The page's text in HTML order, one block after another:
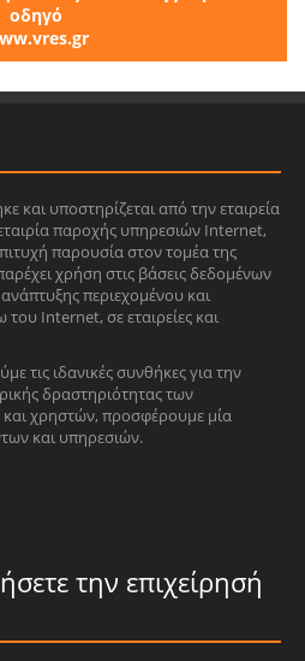
οδηγό
και υποστηρίζεται από την εταιρεία
παροχής υπηρεσιών Internet,
παρουσία στον τομέα της
χρήση στις βάσεις δεδομένων
περιεχομένου και
Internet, σε εταιρείες και
τις ιδανικές συνθήκες για την
δραστηριότητας των
χρηστών, προσφέρουμε μία
και υπηρεσιών.
την επιχείρησή